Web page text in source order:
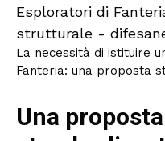
La necessità di istituire
Fanteria: una proposta
Una